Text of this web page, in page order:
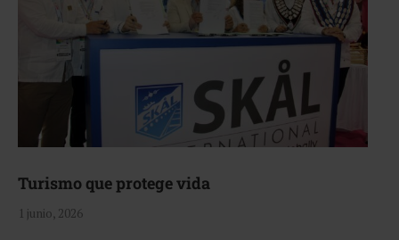
Turismo que protege vida
1 junio, 2026